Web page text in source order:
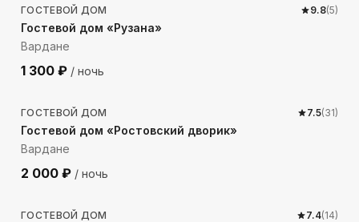
ГОСТЕВОЙ ДОМ 9.8(5)
Гостевой дом «Рузана»
Вардане
1 300 ₽ / ночь
489 м до моря
ГОСТЕВОЙ ДОМ 7.5(31)
Гостевой дом «Ростовский дворик»
Вардане
2 000 ₽ / ночь
1054 м до моря
ГОСТЕВОЙ ДОМ 7.4(14)